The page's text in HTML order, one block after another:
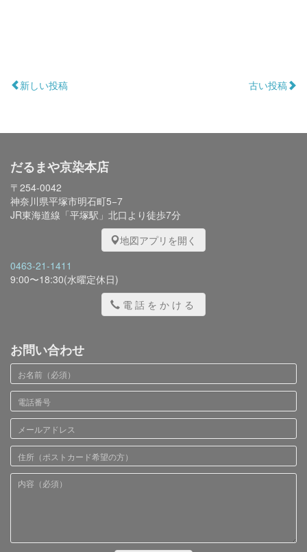
新しい投稿 古い投稿
だるまや京染本店
〒254-0042
神奈川県平塚市明石町5−7
JR東海道線「平塚駅」北口より徒歩7分
地図アプリを開く
0463-21-1411
9:00〜18:30(水曜定休日)
電話をかける
お問い合わせ